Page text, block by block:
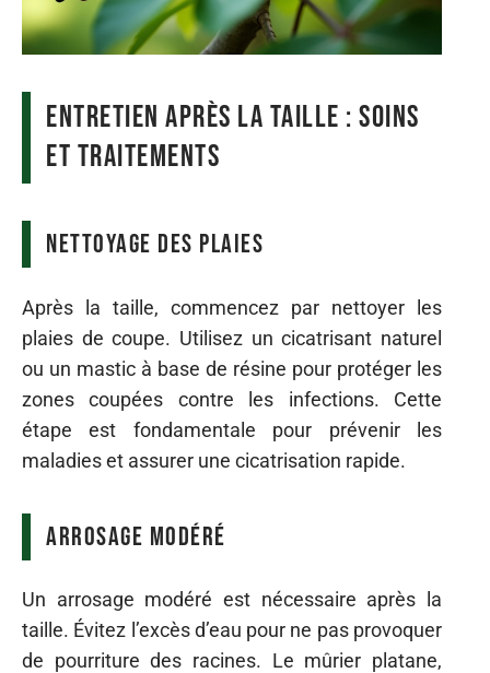
Entretien après la taille : soins
et traitements
Nettoyage des plaies
Après la taille, commencez par nettoyer les
plaies de coupe. Utilisez un cicatrisant naturel
ou un mastic à base de résine pour protéger les
zones coupées contre les infections. Cette
étape est fondamentale pour prévenir les
maladies et assurer une cicatrisation rapide.
Arrosage modéré
Un arrosage modéré est nécessaire après la
taille. Évitez l’excès d’eau pour ne pas provoquer
de pourriture des racines. Le mûrier platane,